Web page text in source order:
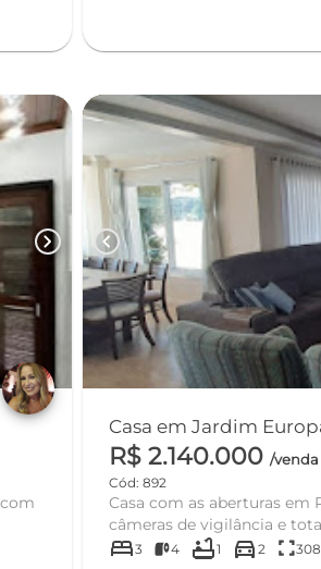
chevron_right chevron_left
R$ 2.140.000/venda
Cód: 892
Casa com as aberturas em
câmeras de vigilância e
bed3 4 bathtub1 directions_car 2 fullscreen